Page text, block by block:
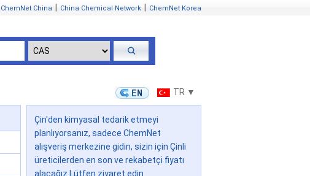
ChemNet China China Chemical Network ChemNet Korea
TR ▼
Çin'den kimyasal tedarik etmeyi
planlıyorsanız, sadece ChemNet
alışveriş merkezine gidin, sizin için Çinli
üreticilerden en son ve rekabetçi fiyatı
alacağız.Lütfen ziyaret edin